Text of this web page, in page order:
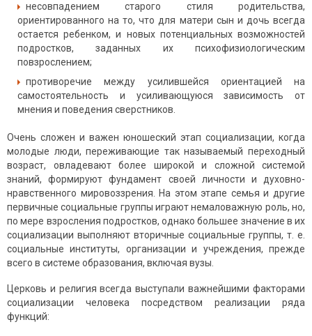
несовпадением старого стиля родительства,
ориентированного на то, что для матери сын и дочь всегда
остается ребенком, и новых потенциальных возможностей
подростков, заданных их психофизиологическим
повзрослением;
противоречие между усилившейся ориентацией на
самостоятельность и усиливающуюся зависимость от
мнения и поведения сверстников.
Очень сложен и важен юношеский этап социализации, когда
молодые люди, переживающие так называемый переходный
возраст, овладевают более широкой и сложной системой
знаний, формируют фундамент своей личности и духовно-
нравственного мировоззрения. На этом этапе семья и другие
первичные социальные группы играют немаловажную роль, но,
по мере взросления подростков, однако большее значение в их
социализации выполняют вторичные социальные группы, т. е.
социальные институты, организации и учреждения, прежде
всего в системе образования, включая вузы.
Церковь и религия всегда выступали важнейшими факторами
социализации человека посредством реализации ряда
функций: